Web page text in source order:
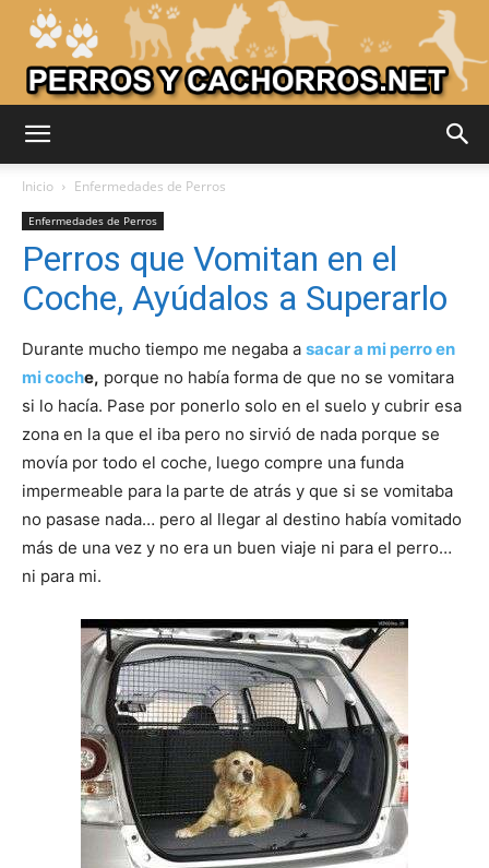
Perros
–
Razas
de
Perros
–
Fotos
Inicio Enfermedades de Perros
Enfermedades de Perros
Perros que Vomitan en el
Coche, Ayúdalos a Superarlo
Durante mucho tiempo me negaba a sacar a mi perro en
mi coche, porque no había forma de que no se vomitara
si lo hacía. Pase por ponerlo solo en el suelo y cubrir esa
zona en la que el iba pero no sirvió de nada porque se
movía por todo el coche, luego compre una funda
impermeable para la parte de atrás y que si se vomitaba
no pasase nada… pero al llegar al destino había vomitado
más de una vez y no era un buen viaje ni para el perro…
ni para mi.